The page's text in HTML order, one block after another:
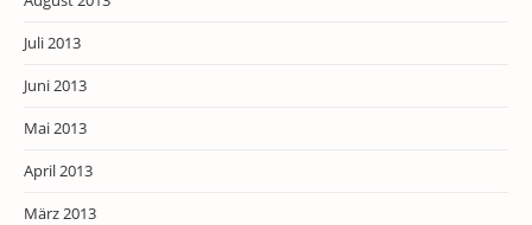
Juli 2013
Juni 2013
Mai 2013
April 2013
März 2013